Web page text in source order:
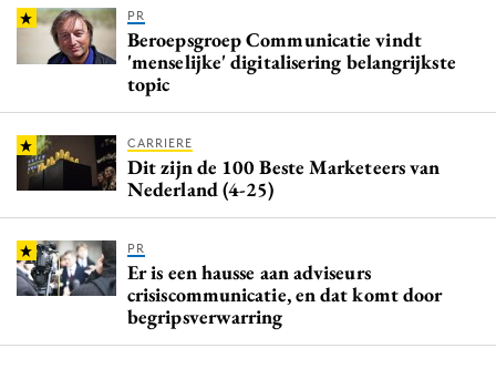
PR
Beroepsgroep Communicatie vindt
'menselijke' digitalisering belangrijkste
topic
CARRIERE
Dit zijn de 100 Beste Marketeers van
Nederland (4-25)
PR
Er is een hausse aan adviseurs
crisiscommunicatie, en dat komt door
begripsverwarring